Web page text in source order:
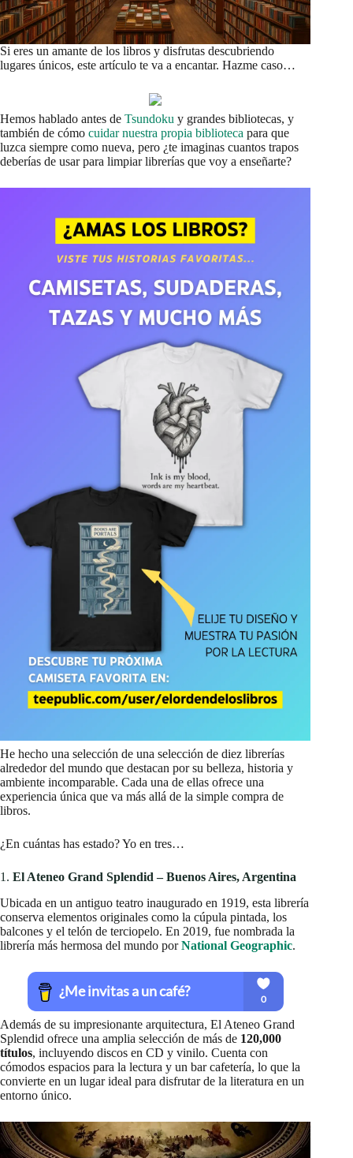
Si eres un amante de los libros y disfrutas descubriendo
lugares únicos, este artículo te va a encantar. Hazme caso…
Hemos hablado antes de Tsundoku y grandes bibliotecas, y
también de cómo cuidar nuestra propia biblioteca para que
luzca siempre como nueva, pero ¿te imaginas cuantos trapos
deberías de usar para limpiar librerías que voy a enseñarte?
He hecho una selección de una selección de diez librerías
alrededor del mundo que destacan por su belleza, historia y
ambiente incomparable. Cada una de ellas ofrece una
experiencia única que va más allá de la simple compra de
libros.
¿En cuántas has estado? Yo en tres…
1. El Ateneo Grand Splendid – Buenos Aires, Argentina
Ubicada en un antiguo teatro inaugurado en 1919, esta librería
conserva elementos originales como la cúpula pintada, los
balcones y el telón de terciopelo. En 2019, fue nombrada la
librería más hermosa del mundo porNational Geographic.​
Además de su impresionante arquitectura, El Ateneo Grand
Splendid ofrece una amplia selección de más de 120,000
títulos, incluyendo discos en CD y vinilo. Cuenta con
cómodos espacios para la lectura y un bar cafetería, lo que la
convierte en un lugar ideal para disfrutar de la literatura en un
entorno único.